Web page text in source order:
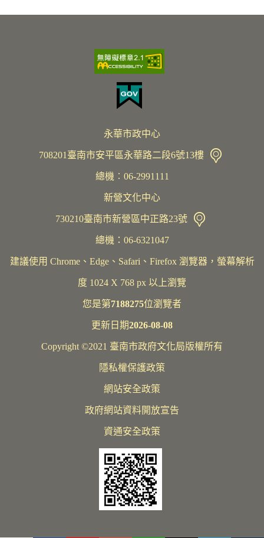
永華市政中心
708201臺南市安平區永華路二段6號13樓
總機︰06-2991111
新營文化中心
730210臺南市新營區中正路23號
總機：06-6321047
建議使用 Chrome、Edge、Safari、Firefox 瀏覽器，螢幕解析
度 1024 X 768 px 以上瀏覽
您是第7188275位瀏覽者
更新日期2026-08-08
Copyright ©2021 臺南市政府文化局版權所有
隱私權保護政策
網站安全政策
政府網站資料開放宣告
資通安全政策